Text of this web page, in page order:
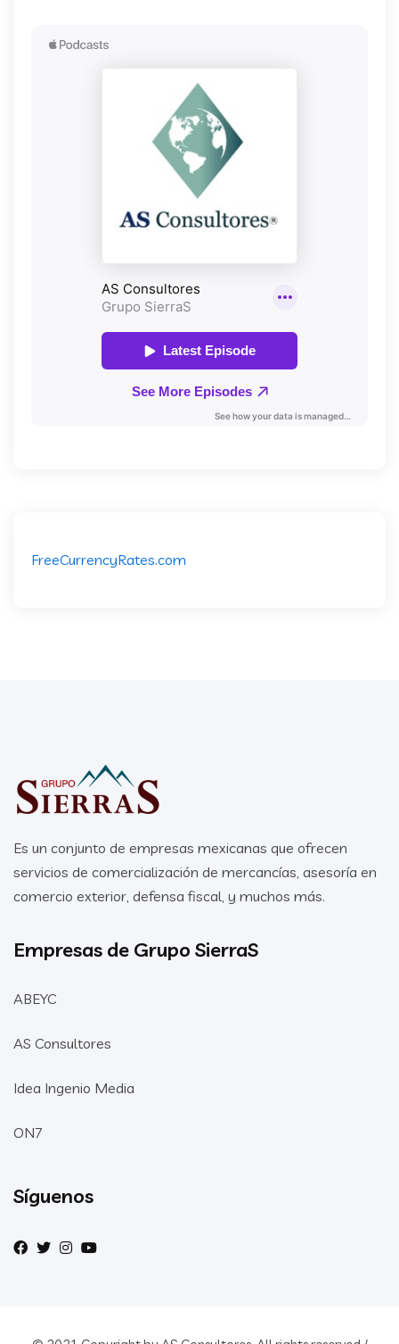
FreeCurrencyRates.com
Es un conjunto de empresas mexicanas que ofrecen
servicios de comercialización de mercancías, asesoría en
comercio exterior, defensa fiscal, y muchos más.
Empresas de Grupo SierraS
ABEYC
AS Consultores
Idea Ingenio Media
ON7
Síguenos